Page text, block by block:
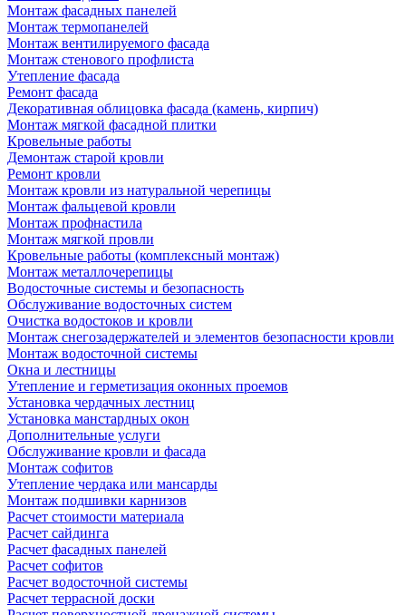
Монтаж фасадных панелей
Монтаж термопанелей
Монтаж вентилируемого фасада
Монтаж стенового профлиста
Утепление фасада
Ремонт фасада
Декоративная облицовка фасада (камень, кирпич)
Монтаж мягкой фасадной плитки
Кровельные работы
Демонтаж старой кровли
Ремонт кровли
Монтаж кровли из натуральной черепицы
Монтаж фальцевой кровли
Монтаж профнастила
Монтаж мягкой провли
Кровельные работы (комплексный монтаж)
Монтаж металлочерепицы
Водосточные системы и безопасность
Обслуживание водосточных систем
Очистка водостоков и кровли
Монтаж снегозадержателей и элементов безопасности кровли
Монтаж водосточной системы
Окна и лестницы
Утепление и герметизация оконных проемов
Установка чердачных лестниц
Установка манстардных окон
Дополнительные услуги
Обслуживание кровли и фасада
Монтаж софитов
Утепление чердака или мансарды
Монтаж подшивки карнизов
Расчет стоимости материала
Расчет сайдинга
Расчет фасадных панелей
Расчет софитов
Расчет водосточной системы
Расчет террасной доски